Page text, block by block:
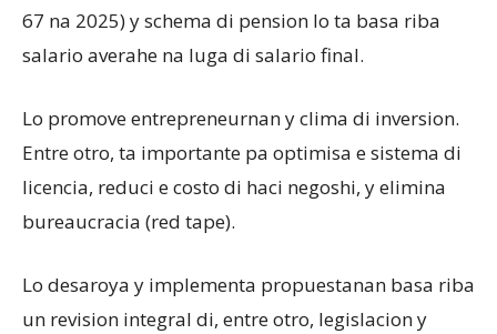
67 na 2025) y schema di pension lo ta basa riba
salario averahe na luga di salario final.
Lo promove entrepreneurnan y clima di inversion.
Entre otro, ta importante pa optimisa e sistema di
licencia, reduci e costo di haci negoshi, y elimina
bureaucracia (red tape).
Lo desaroya y implementa propuestanan basa riba
un revision integral di, entre otro, legislacion y